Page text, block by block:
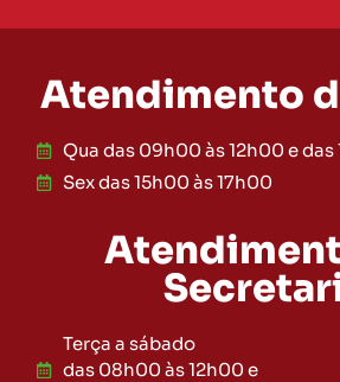
Atendimento
Qua das 09h00 às 12h00 e das
Sex das 15h00 às 17h00
Terça a sábado
das 08h00 às 12h00 e